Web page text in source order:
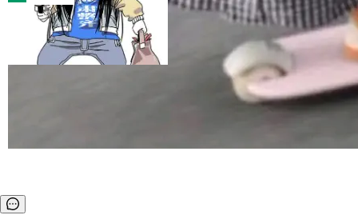
ony PC。 # macOS / Linux / Harmony PC curl -fsSL https://solo
n.noear.org/solon...
乃至数百万个文件，其规模远超单次模型调用可承载的上下文窗
口。随着项目规模的持续扩张与代码历史的不断累积，代码仓中的
模块关系、接口契约、业务逻辑等关键信息往往分散于数十乃至数
百个文件之中，形成高度复杂的知识关联网络。传统的代码检索手
段（如关键词匹配、目录遍历）仅能在语法层面完成文本定位，难
以触及代码的语义内涵与结构关联，导致开发者使用代码智能体在